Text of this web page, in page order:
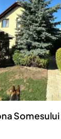
Somesului